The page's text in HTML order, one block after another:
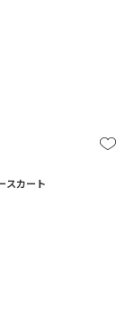
スカート